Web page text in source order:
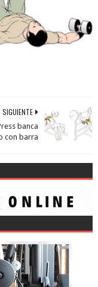
SIGUIENTE
banca
con barra